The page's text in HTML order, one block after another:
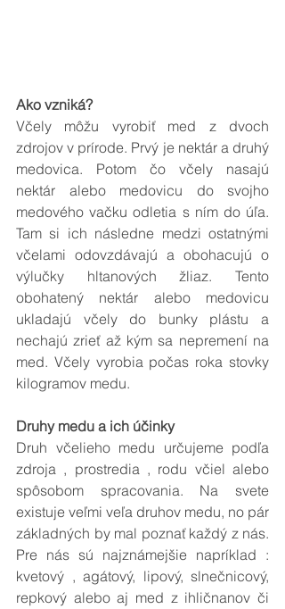
Ako vzniká?
Včely môžu vyrobiť med z dvoch
zdrojov v prírode. Prvý je nektár a druhý
medovica. Potom čo včely nasajú
nektár alebo medovicu do svojho
medového vačku odletia s ním do úľa.
Tam si ich následne medzi ostatnými
včelami odovzdávajú a obohacujú o
výlučky hltanových žliaz. Tento
obohatený nektár alebo medovicu
ukladajú včely do bunky plástu a
nechajú zrieť až kým sa nepremení na
med. Včely vyrobia počas roka stovky
kilogramov medu.
Druhy medu a ich účinky
Druh včelieho medu určujeme podľa
zdroja , prostredia , rodu včiel alebo
spôsobom spracovania. Na svete
existuje veľmi veľa druhov medu, no pár
základných by mal poznať každý z nás.
Pre nás sú najznámejšie napríklad :
kvetový , agátový, lipový, slnečnicový,
repkový alebo aj med z ihličnanov či